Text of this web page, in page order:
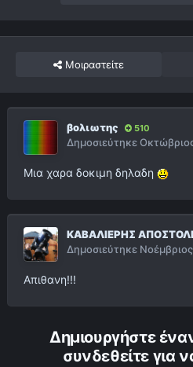
Μοιραστείτε
βολιωτης 510
Δημοσιεύτηκε
Μια χαρα δοκιμη δηλαδη
ΚΑΒΑΛΙΕΡΗΣ
Δημοσιεύτηκε
Απιθανη!!!
Δημιουργήστε
συνδεθείτε για